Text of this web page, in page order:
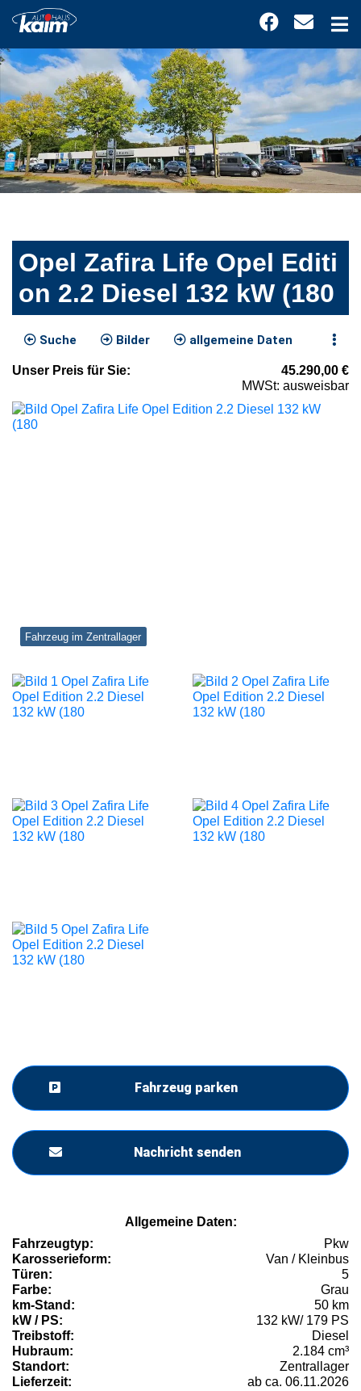
Opel Zafira Life Opel Editi
on 2.2 Diesel 132 kW (180
Suche Bilder allgemeine Daten
Unser Preis für Sie: 45.290,00 €
MWSt: ausweisbar
Fahrzeug im Zentrallager
Fahrzeug parken
Nachricht senden
Allgemeine Daten:
Fahrzeugtyp:
Pkw
Karosserieform:
Van / Kleinbus
Türen:
5
Farbe:
Grau
km-Stand:
50 km
kW / PS:
132 kW/ 179 PS
Treibstoff:
Diesel
Hubraum:
2.184 cm³
Standort:
Zentrallager
Lieferzeit:
ab ca. 06.11.2026